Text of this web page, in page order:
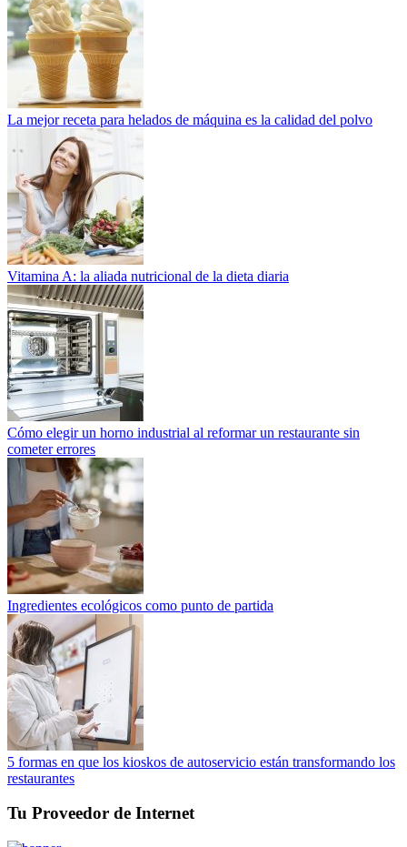
La mejor receta para helados de máquina es la calidad del polvo
Vitamina A: la aliada nutricional de la dieta diaria
Cómo elegir un horno industrial al reformar un restaurante sin
cometer errores
Ingredientes ecológicos como punto de partida
5 formas en que los kioskos de autoservicio están transformando los
restaurantes
Tu Proveedor de Internet